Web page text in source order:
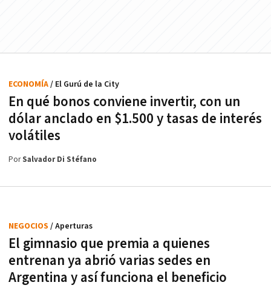
En qué bonos conviene invertir, con un
dólar anclado en $1.500 y tasas de interés
volátiles
ECONOMÍA/ El Gurú de la City
PorSalvador Di Stéfano
El gimnasio que premia a quienes
entrenan ya abrió varias sedes en
Argentina y así funciona el beneficio
NEGOCIOS / Aperturas